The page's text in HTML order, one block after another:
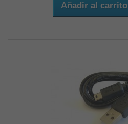
Añadir al carrito